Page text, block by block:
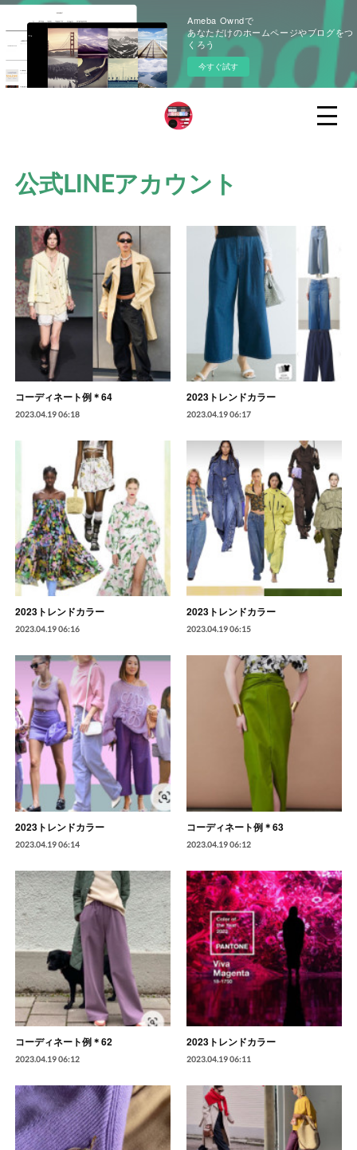
Ameba Owndで
あなただけのホームページやブログをつ
くろう
今すぐ試す
公式LINEアカウント
コーディネート例＊64
2023.04.19 06:18
2023トレンドカラー
2023.04.19 06:17
2023トレンドカラー
2023.04.19 06:16
2023トレンドカラー
2023.04.19 06:15
2023トレンドカラー
2023.04.19 06:14
コーディネート例＊63
2023.04.19 06:12
コーディネート例＊62
2023.04.19 06:12
2023トレンドカラー
2023.04.19 06:11